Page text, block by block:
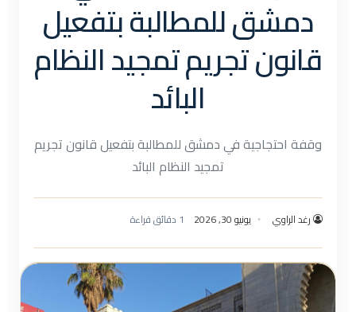
دمشق للمطالبة بتفعيل
قانون تجريم تمجيد النظام
البائد
وقفة احتجاجية في دمشق للمطالبة بتفعيل قانون تجريم
تمجيد النظام البائد
رغد الراوي يونيو 30, 2026 1 دقائق قراءة